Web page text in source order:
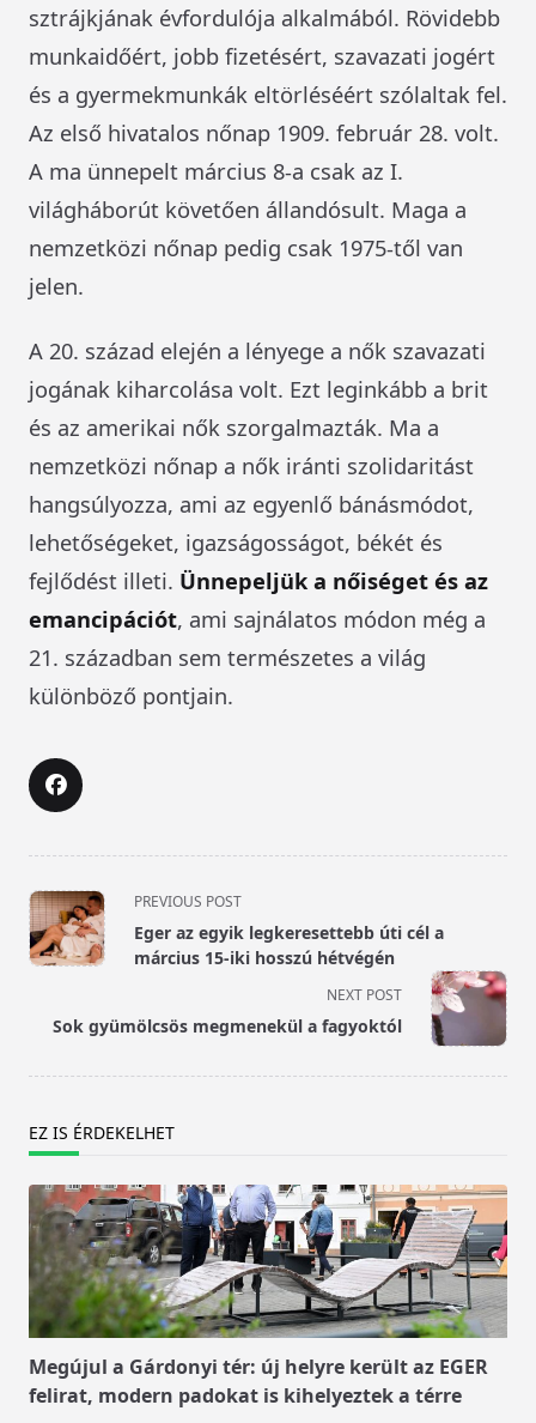
sztrájkjának évfordulója alkalmából. Rövidebb
munkaidőért, jobb fizetésért, szavazati jogért
és a gyermekmunkák eltörléséért szólaltak fel.
Az első hivatalos nőnap 1909. február 28. volt.
A ma ünnepelt március 8-a csak az I.
világháborút követően állandósult. Maga a
nemzetközi nőnap pedig csak 1975-től van
jelen.
A 20. század elején a lényege a nők szavazati
jogának kiharcolása volt. Ezt leginkább a brit
és az amerikai nők szorgalmazták. Ma a
nemzetközi nőnap a nők iránti szolidaritást
hangsúlyozza, ami az egyenlő bánásmódot,
lehetőségeket, igazságosságot, békét és
fejlődést illeti. Ünnepeljük a nőiséget és az
emancipációt, ami sajnálatos módon még a
21. században sem természetes a világ
különböző pontjain.
<span
class="nav-
subtitle
reader-
text">Page</span>
PREVIOUS POST
Eger az egyik legkeresettebb úti cél a
március 15-iki hosszú hétvégén
NEXT POST
Sok gyümölcsös megmenekül a fagyoktól
EZ IS ÉRDEKELHET
Megújul a Gárdonyi tér: új helyre került az EGER
felirat, modern padokat is kihelyeztek a térre